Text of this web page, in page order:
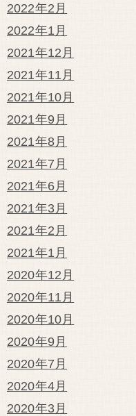
2022年2月
2022年1月
2021年12月
2021年11月
2021年10月
2021年9月
2021年8月
2021年7月
2021年6月
2021年3月
2021年2月
2021年1月
2020年12月
2020年11月
2020年10月
2020年9月
2020年7月
2020年4月
2020年3月